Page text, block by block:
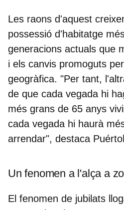
Les raons d'aquest
possessió d'habitatge
generacions actuals que
i els canvis promoguts
geogràfica. "Per tant,
de que cada vegada hi
més grans de 65 anys
cada vegada hi haurà
arrendar", destaca
Un fenomen a l'alça a
El fenomen de jubilats